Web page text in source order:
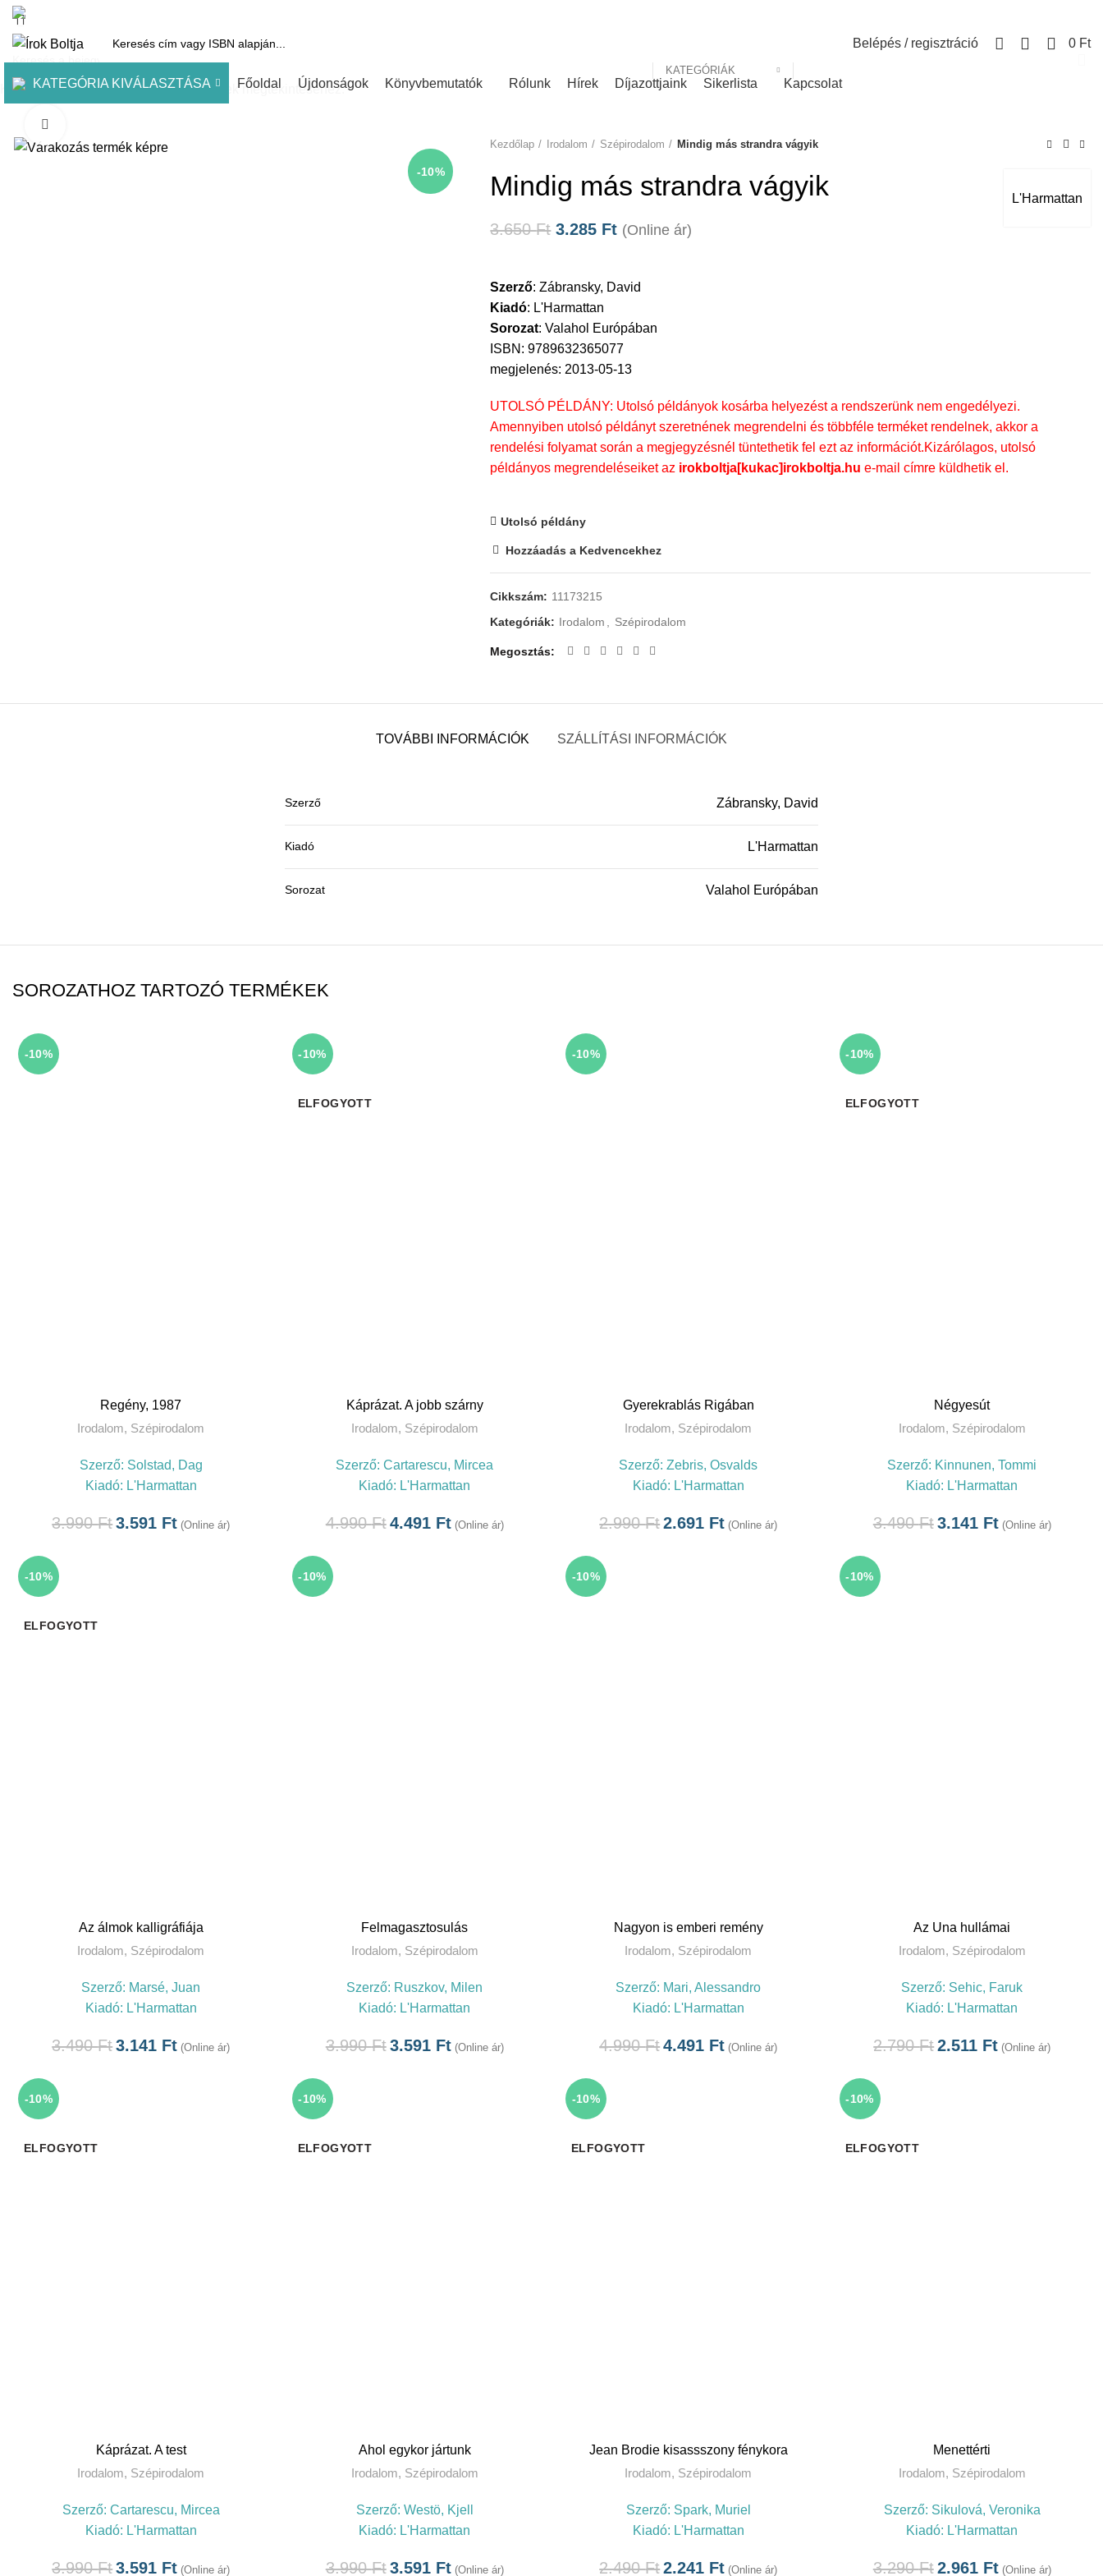
KATEGÓRIÁK
Belépés / regisztráció 0 Ft
KATEGÓRIA KIVÁLASZTÁSA Főoldal Újdonságok Könyvbemutatók Rólunk Hírek Díjazottjaink Sikerlista Kapcsolat
-10%
Kezdőlap
Irodalom Szépirodalom Mindig más strandra vágyik
L'Harmattan
Mindig más strandra vágyik
3.650Ft 3.285 Ft (Online ár)
Szerző:Zábransky, David
Kiadó: L'Harmattan
Sorozat:Valahol Európában
ISBN: 9789632365077
megjelenés: 2013-05-13
UTOLSÓ PÉLDÁNY: Utolsó példányok kosárba helyezést a rendszerünk nem engedélyezi.
Amennyiben utolsó példányt szeretnének megrendelni és többféle terméket rendelnek, akkor a
rendelési folyamat során a megjegyzésnél tüntethetik fel ezt az információt.Kizárólagos, utolsó
példányos megrendeléseiket az irokboltja[kukac]irokboltja.hu e-mail címre küldhetik el.
Utolsó példány
Hozzáadás a Kedvencekhez
Cikkszám: 11173215
Kategóriák: Irodalom Szépirodalom
Megosztás
TOVÁBBI INFORMÁCIÓK SZÁLLÍTÁSI INFORMÁCIÓK
Szerző Zábransky, David
Kiadó L'Harmattan
Sorozat Valahol Európában
SOROZATHOZ TARTOZÓ TERMÉKEK
-10%
Regény, 1987
Irodalom, Szépirodalom
Szerző: Solstad, Dag
Kiadó: L'Harmattan
3.990Ft3.591 Ft (Online ár)
-10%
ELFOGYOTT
TOVÁBB
Káprázat. A jobb szárny
Irodalom, Szépirodalom
Szerző:Cartarescu, Mircea
Kiadó: L'Harmattan
4.990Ft4.491 Ft (Online ár)
-10%
KOSÁRBA TESZEM
Gyerekrablás Rigában
Irodalom, Szépirodalom
Szerző:Zebris, Osvalds
Kiadó: L'Harmattan
2.990Ft2.691 Ft (Online ár)
-10%
ELFOGYOTT
TOVÁBB
Négyesút
Irodalom, Szépirodalom
Szerző: Kinnunen, Tommi
Kiadó: L'Harmattan
3.490Ft3.141 Ft (Online ár)
-10%
ELFOGYOTT
TOVÁBB
Az álmok kalligráfiája
Irodalom, Szépirodalom
Szerző: Marsé, Juan
Kiadó: L'Harmattan
3.490Ft3.141 Ft (Online ár)
-10%
KOSÁRBA TESZEM
Felmagasztosulás
Irodalom, Szépirodalom
Szerző: Ruszkov, Milen
Kiadó: L'Harmattan
3.990Ft3.591 Ft (Online ár)
-10%
Nagyon is emberi remény
Irodalom, Szépirodalom
Szerző: Mari, Alessandro
Kiadó: L'Harmattan
4.990Ft4.491 Ft (Online ár)
-10%
KOSÁRBA TESZEM
Az Una hullámai
Irodalom, Szépirodalom
Szerző: Sehic, Faruk
Kiadó: L'Harmattan
2.790Ft2.511 Ft (Online ár)
-10%
ELFOGYOTT
TOVÁBB
Káprázat. A test
Irodalom, Szépirodalom
Szerző: Cartarescu, Mircea
Kiadó: L'Harmattan
3.990Ft3.591 Ft (Online ár)
-10%
ELFOGYOTT
TOVÁBB
Ahol egykor jártunk
Irodalom, Szépirodalom
Szerző: Westö, Kjell
Kiadó: L'Harmattan
3.990Ft3.591 Ft (Online ár)
-10%
ELFOGYOTT
TOVÁBB
Jean Brodie kisassszony fénykora
Irodalom, Szépirodalom
Szerző: Spark, Muriel
Kiadó: L'Harmattan
2.490Ft2.241 Ft (Online ár)
-10%
ELFOGYOTT
TOVÁBB
Menettérti
Irodalom, Szépirodalom
Szerző: Sikulová, Veronika
Kiadó: L'Harmattan
3.290Ft2.961 Ft (Online ár)
Kezdje el gépelni a keresett bejegyzések megtekintéséhez.